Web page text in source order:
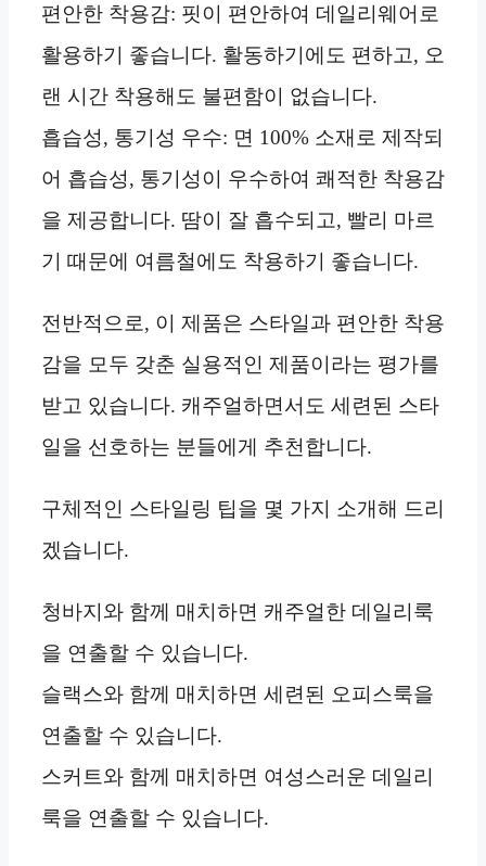
편안한 착용감: 핏이 편안하여 데일리웨어로
활용하기 좋습니다. 활동하기에도 편하고, 오
랜 시간 착용해도 불편함이 없습니다.
흡습성, 통기성 우수: 면 100% 소재로 제작되
어 흡습성, 통기성이 우수하여 쾌적한 착용감
을 제공합니다. 땀이 잘 흡수되고, 빨리 마르
기 때문에 여름철에도 착용하기 좋습니다.
전반적으로, 이 제품은 스타일과 편안한 착용
감을 모두 갖춘 실용적인 제품이라는 평가를
받고 있습니다. 캐주얼하면서도 세련된 스타
일을 선호하는 분들에게 추천합니다.
구체적인 스타일링 팁을 몇 가지 소개해 드리
겠습니다.
청바지와 함께 매치하면 캐주얼한 데일리룩
을 연출할 수 있습니다.
슬랙스와 함께 매치하면 세련된 오피스룩을
연출할 수 있습니다.
스커트와 함께 매치하면 여성스러운 데일리
룩을 연출할 수 있습니다.